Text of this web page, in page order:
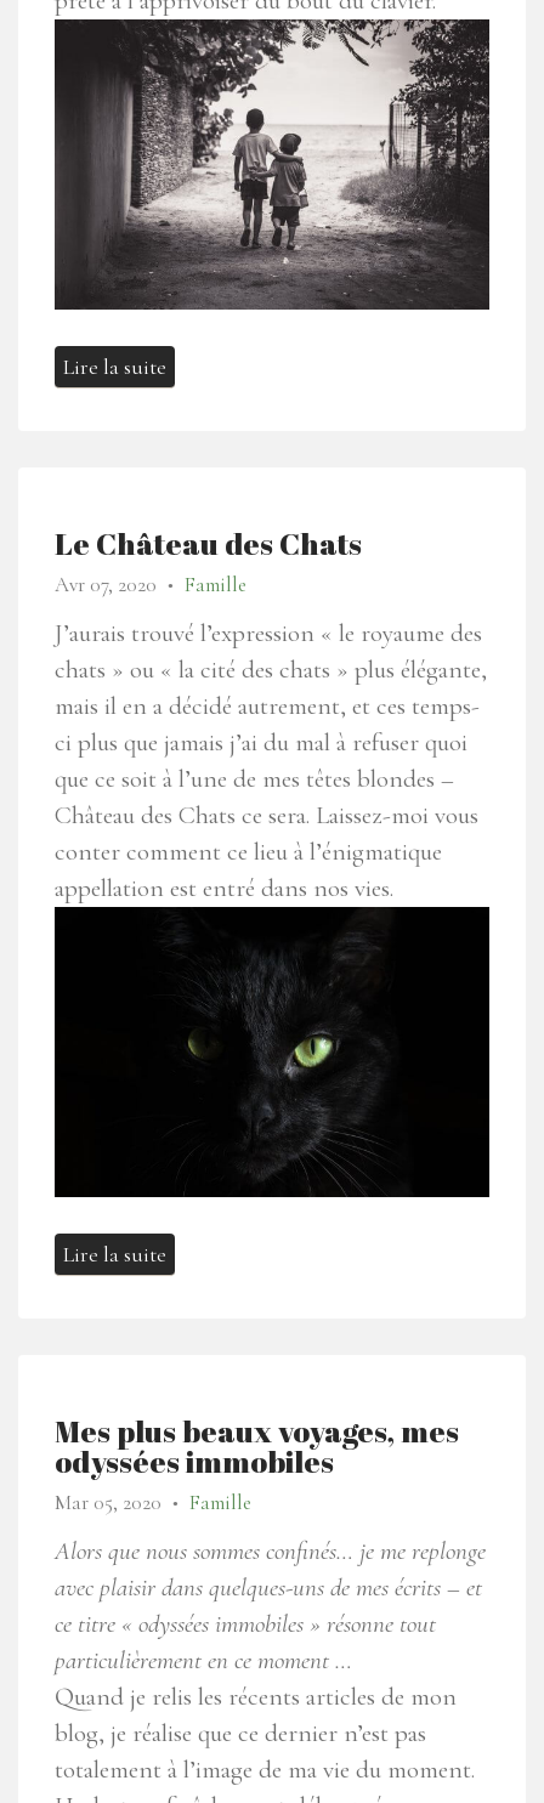
Lire la suite
Le Château des Chats
Avr 07, 2020 ● Famille
J’aurais trouvé l’expression « le royaume des
chats » ou « la cité des chats » plus élégante,
mais il en a décidé autrement, et ces temps-
ci plus que jamais j’ai du mal à refuser quoi
que ce soit à l’une de mes têtes blondes –
Château des Chats ce sera. Laissez-moi vous
conter comment ce lieu à l’énigmatique
appellation est entré dans nos vies.
Lire la suite
Mes plus beaux voyages, mes
odyssées immobiles
Mar 05, 2020 ● Famille
Alors que nous sommes confinés… je me replonge
avec plaisir dans quelques-uns de mes écrits – et
ce titre « odyssées immobiles » résonne tout
particulièrement en ce moment …
Quand je relis les récents articles de mon
blog, je réalise que ce dernier n’est pas
totalement à l’image de ma vie du moment.